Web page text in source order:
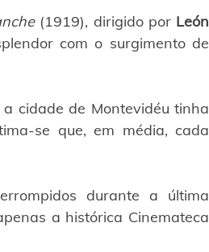
(1919), dirigido por León
com o surgimento de
cidade de Montevidéu tinha
se que, em média, cada
durante a última
a histórica Cinemateca